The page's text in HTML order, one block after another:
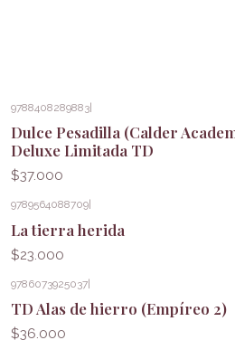
9788408289883|
Dulce Pesadilla (Calder
Deluxe Limitada TD
$37.000
9789564088709|
La tierra herida
$23.000
9786073925037|
TD Alas de hierro (Empíreo 2)
$36.000